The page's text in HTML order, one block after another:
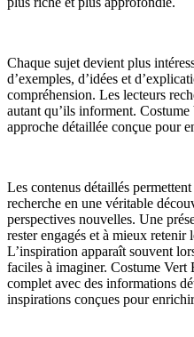
Chaque sujet devient plus
d’exemples, d’idées et
compréhension. Les lecteurs
autant qu’ils informent.
approche détaillée conçue pour
Les contenus détaillés
recherche en une véritable
perspectives nouvelles. Une
rester engagés et à mieux
L’inspiration apparaît souvent
faciles à imaginer. Costume
complet avec des informations
inspirations conçues pour